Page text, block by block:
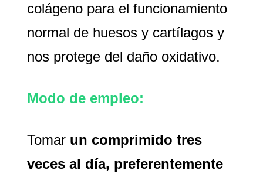
colágeno para el funcionamiento
normal de huesos y cartílagos y
nos protege del daño oxidativo.
Modo de empleo:
Tomar un comprimido tres
veces al día, preferentemente